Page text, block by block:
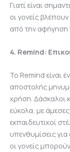
Γιατί είναι
οι γονείς
από την αφήγηση
4. Remind:
Το Remind είναι
αποστολής
χρήση. Δάσκαλοι
εύκολα, με
εκπαιδευτικοί
υπενθυμίσεις
οι γονείς